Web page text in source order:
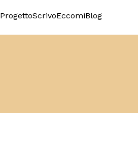
ProgettoScrivoEccomiBlog